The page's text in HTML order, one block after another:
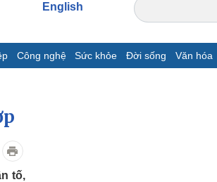
English
Công nghệ Sức khỏe Đời sống Văn hóa
nghiệp
tố,